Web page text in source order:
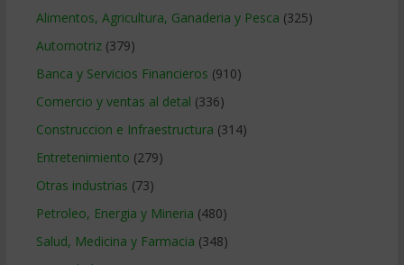
Alimentos, Agricultura, Ganaderia y Pesca (325)
Automotriz(379)
Banca y Servicios Financieros (910)
Comercio y ventas al detal (336)
Construccion e Infraestructura (314)
Entretenimiento (279)
Otras industrias (73)
Petroleo, Energia y Mineria (480)
Salud, Medicina y Farmacia (348)